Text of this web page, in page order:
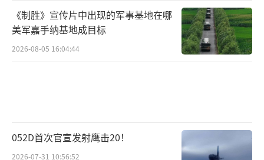
《制胜》宣传片中出现的军事基地在哪
美军嘉手纳基地成目标
2026-08-05 16:04:44
052D首次官宣发射鹰击20！
2026-07-31 10:56:52